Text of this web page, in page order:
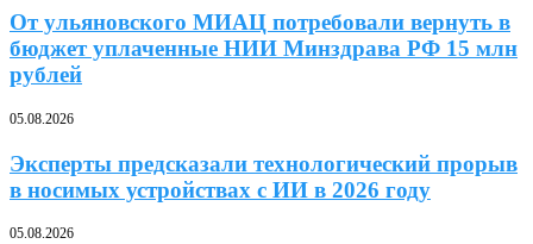
От ульяновского МИАЦ потребовали вернуть в
бюджет уплаченные НИИ Минздрава РФ 15 млн
рублей
05.08.2026
Эксперты предсказали технологический прорыв
в носимых устройствах с ИИ в 2026 году
05.08.2026